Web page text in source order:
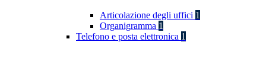
Articolazione degli uffici 1
Organigramma 1
Telefono e posta elettronica 1